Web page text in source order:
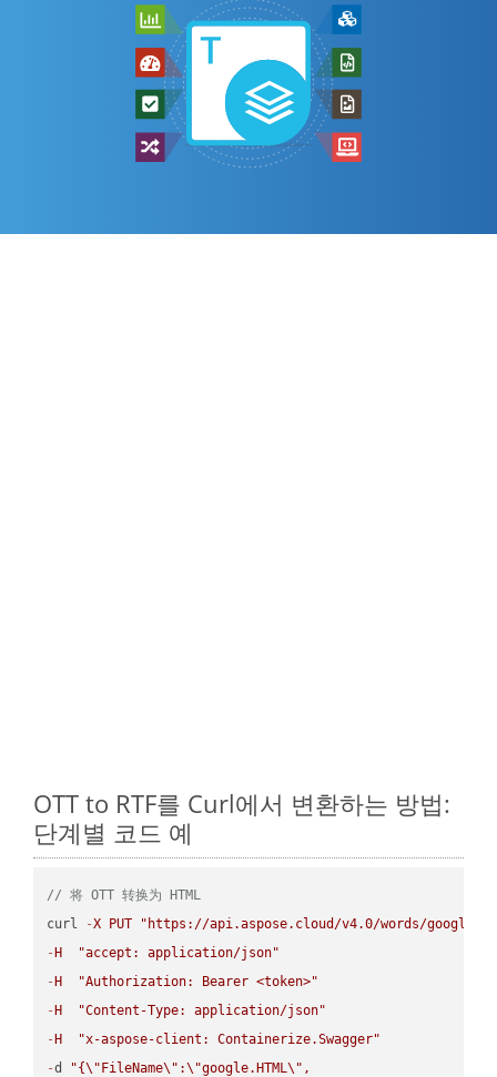
OTT to RTF를 Curl에서 변환하는 방법:
단계별 코드 예
// 将 OTT 转换为 HTML
curl
-X PUT
"https://api.aspose.cloud/v4.0/words/
- H
"accept: application/json"
- H
"Authorization: Bearer <token>"
- H
"Content-Type: application/json"
- H
"x-aspose-client: Containerize.Swagger"
-d "{\" FileName\" :\"google.HTML\" ,